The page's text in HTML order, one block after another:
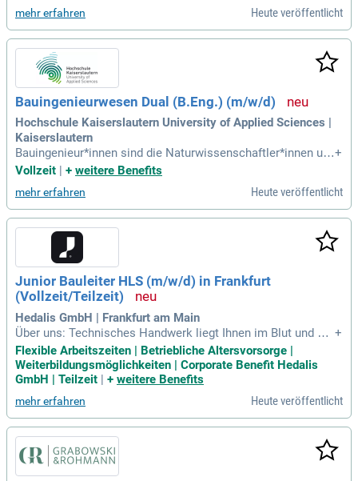
mehr erfahren Heute veröffentlicht
Bauingenieurwesen Dual (B.Eng.) (m/w/d)
Hochschule Kaiserslautern University of Applied Sciences |
Kaiserslautern
Bauingenieur*innen sind die Naturwissenschaftler*innen unt
er den Gestalter*innen und Planer*innen und können trotzde
oder können sich in ein Spezialgebiet vertiefen.
+
Vollzeit
+ weitere Benefits
mehr erfahren Heute veröffentlicht
Junior Bauleiter HLS (m/w/d) in Frankfurt
(Vollzeit/Teilzeit)
Hedalis GmbH | Frankfurt am Main
Über uns: Technisches Handwerk liegt Ihnen im Blut und Sie
möchten nicht nur selbst anpacken, sondern ein Team führe
n und Prozesse gestalten?
+
Flexible Arbeitszeiten | Betriebliche Altersvorsorge |
Weiterbildungsmöglichkeiten | Corporate Benefit Hedalis
GmbH | Teilzeit | + weitere Benefits
mehr erfahren Heute veröffentlicht